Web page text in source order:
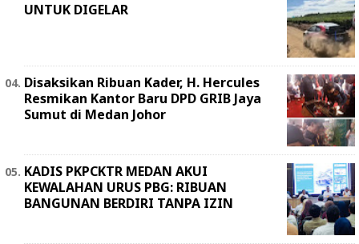
UNTUK DIGELAR
Disaksikan Ribuan Kader, H. Hercules
Resmikan Kantor Baru DPD GRIB Jaya
Sumut di Medan Johor
KADIS PKPCKTR MEDAN AKUI
KEWALAHAN URUS PBG: RIBUAN
BANGUNAN BERDIRI TANPA IZIN